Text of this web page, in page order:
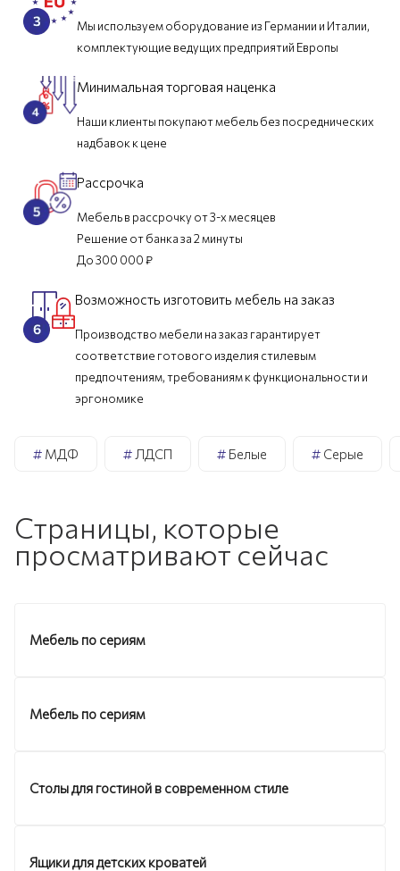
Мы используем оборудование из Германии и Италии,
комплектующие ведущих предприятий Европы
Минимальная торговая наценка
Наши клиенты покупают мебель без посреднических
надбавок к цене
Рассрочка
Мебель в рассрочку от 3-х месяцев
Решение от банка за 2 минуты
До 300 000 ₽
Возможность изготовить мебель на заказ
Производство мебели на заказ гарантирует
соответствие готового изделия стилевым
предпочтениям, требованиям к функциональности и
эргономике
# МДФ # ЛДСП # Белые # Серые
Страницы, которые
просматривают сейчас
Мебель по сериям
Мебель по сериям
Столы для гостиной в современном стиле
Ящики для детских кроватей